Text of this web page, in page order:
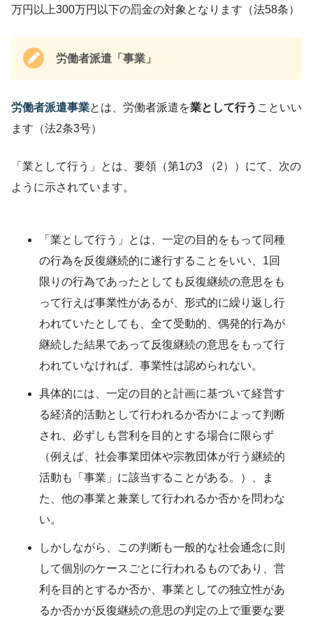
万円以上300万円以下の罰金の対象となります（法58条）
労働者派遣「事業」
労働者派遣事業とは、労働者派遣を業として行う こといい
ます（法2条3号）
「業として行う」とは、要領（第1の3 （2））にて、次の
ように示されています。
「業として行う」とは、一定の目的をもって同種
の行為を反復継続的に遂行することをいい、1回
限りの行為であったとしても反復継続の意思をも
って行えば事業性があるが、形式的に繰り返し行
われていたとしても、全て受動的、偶発的行為が
継続した結果であって反復継続の意思をもって行
われていなければ、事業性は認められない。
具体的には、一定の目的と計画に基づいて経営す
る経済的活動として行われるか否かによって判断
され、必ずしも営利を目的とする場合に限らず
（例えば、社会事業団体や宗教団体が行う継続的
活動も「事業」に該当することがある。）、ま
た、他の事業と兼業して行われるか否かを問わな
い。
しかしながら、この判断も一般的な社会通念に則
して個別のケースごとに行われるものであり、営
利を目的とするか否か、事業としての独立性があ
るか否かが反復継続の意思の判定の上で重要な要